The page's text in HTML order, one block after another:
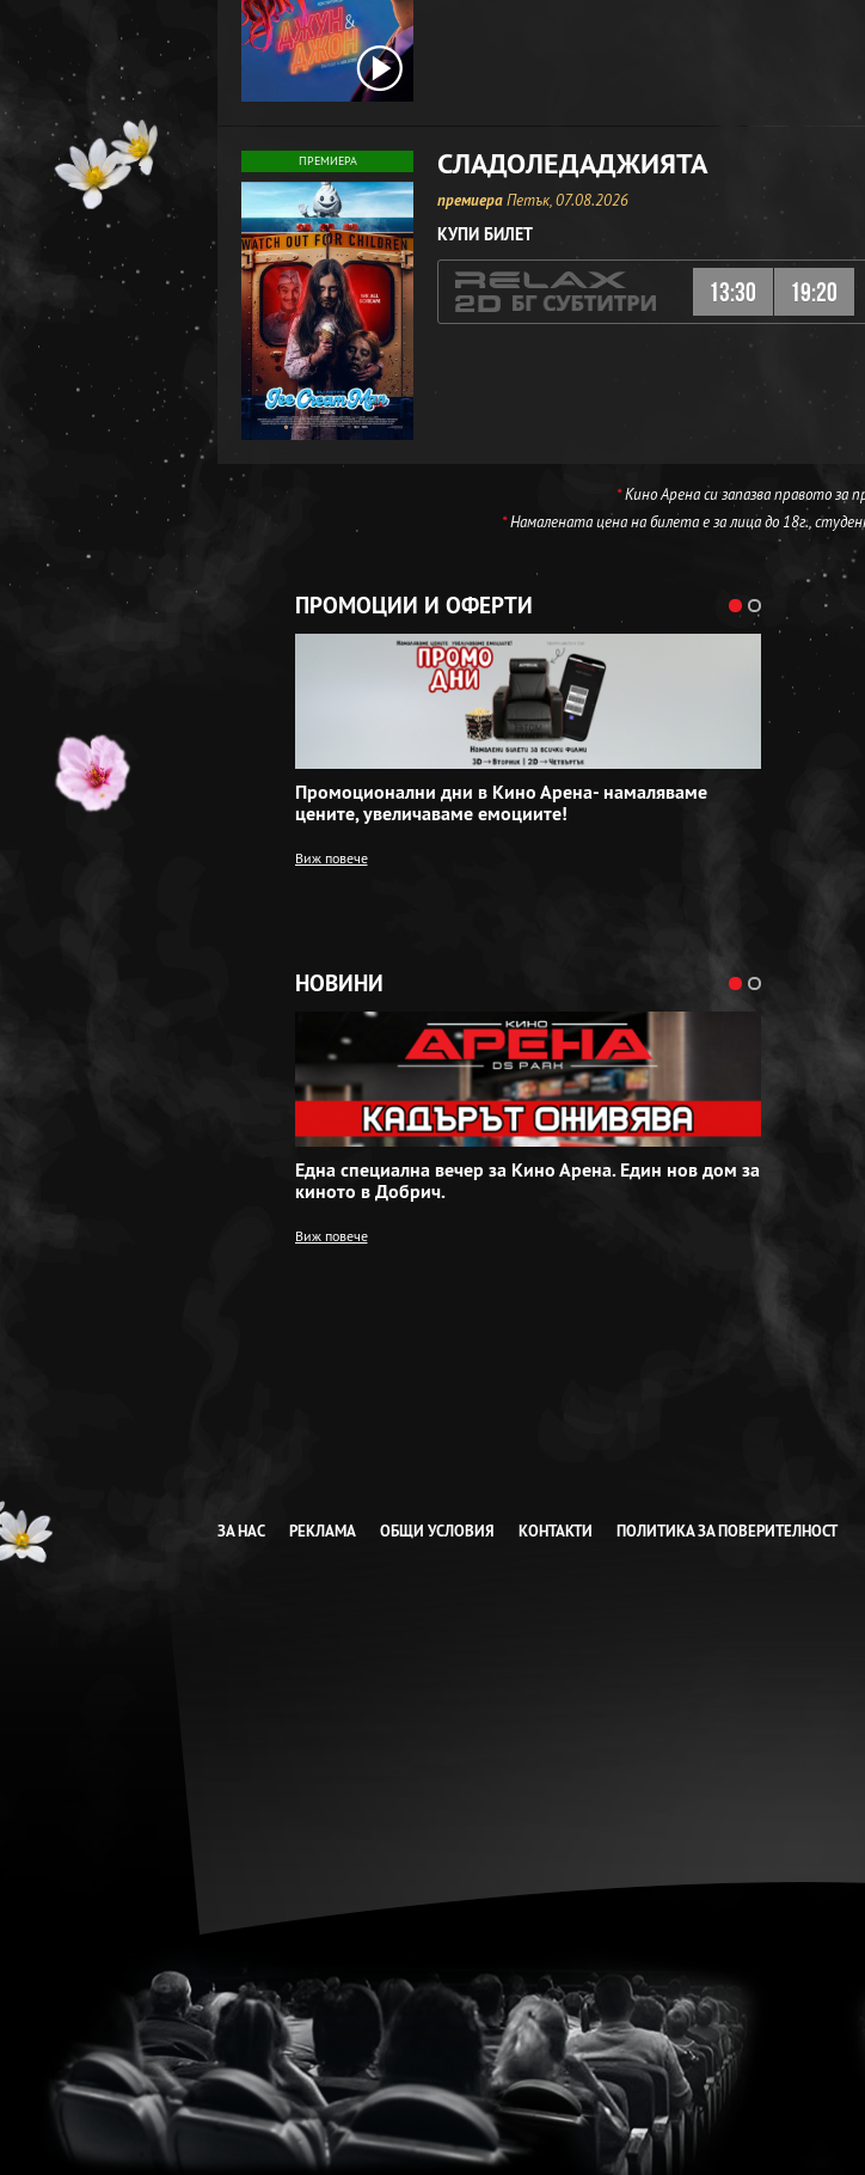
ПРЕМИЕРА СЛАДОЛЕДАДЖИЯТА
премиераПетък, 07.08.2026
КУПИ БИЛЕТ
13:30 19:20
*Кино Арена си запазва правото за
*Намалената цена на билета е за лица до 18г.,
ПРОМОЦИИ И ОФЕРТИ
Промоционални дни в Кино Арена- намаляваме
цените, увеличаваме емоциите!
Виж повече
НОВИНИ
Една специална вечер за Кино Арена. Един нов дом за
киното в Добрич.
Виж повече
ЗА НАС РЕКЛАМА ОБЩИ УСЛОВИЯ КОНТАКТИ ПОЛИТИКА ЗА ПОВЕРИТЕЛНОСТ